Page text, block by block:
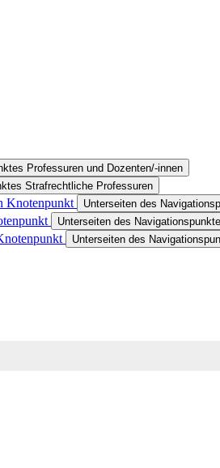
Professuren und Dozenten/-innen
Strafrechtliche Professuren
Knotenpunkt Unterseiten des
Unterseiten des
Unterseiten des